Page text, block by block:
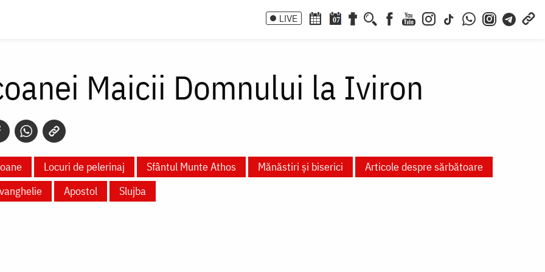
LIVE 07
Maicii Domnului la Iviron
Locuri de pelerinaj Sfântul Munte Athos Mănăstiri și biserici
Articole despre sărbătoare
Apostol Slujba